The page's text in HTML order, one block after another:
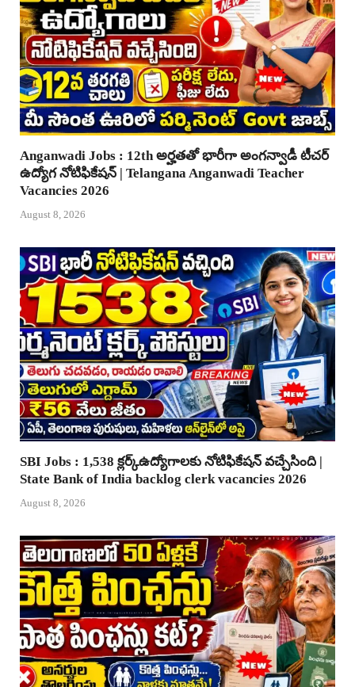
Anganwadi Jobs : 12th అర్హతతో భారీగా అంగన్వాడీ టీచర్
ఉద్యోగ నోటిఫికేషన్ | Telangana Anganwadi Teacher
Vacancies 2026
August 8, 2026
SBI Jobs : 1,538 క్లర్క్ఉద్యోగాలకు నోటిఫికేషన్ వచ్చేసింది |
State Bank of India backlog clerk vacancies 2026
August 8, 2026